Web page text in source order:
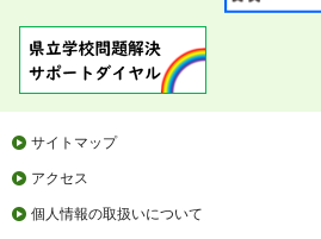
サイトマップ
アクセス
個人情報の取扱いについて